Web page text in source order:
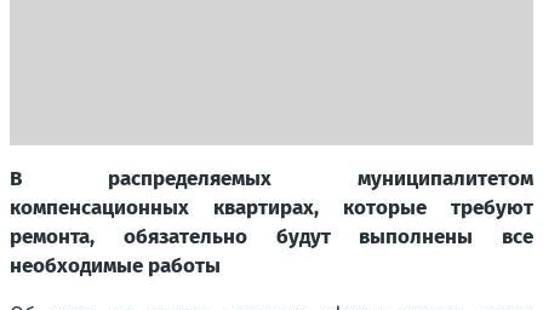
В распределяемых муниципалитетом
компенсационных квартирах, которые требуют
ремонта, обязательно будут выполнены все
необходимые работы